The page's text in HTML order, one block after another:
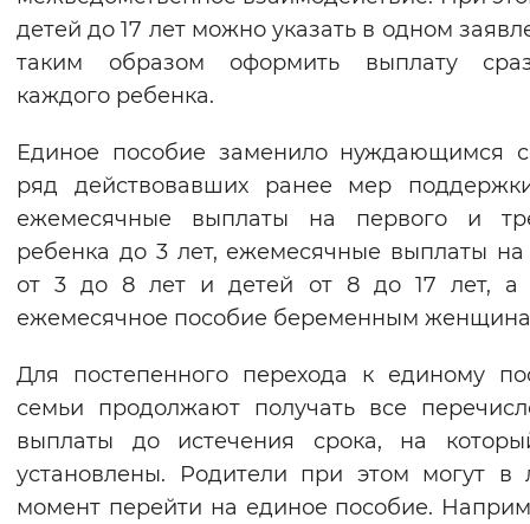
детей до 17 лет можно указать в одном
таким образом оформить выплату
каждого ребенка.
Единое пособие заменило нуждающимся
ряд действовавших ранее мер
ежемесячные выплаты на первого и
ребенка до 3 лет, ежемесячные выплаты на
от 3 до 8 лет и детей от 8 до 17 лет, а
ежемесячное пособие беременным
Для постепенного перехода к единому
семьи продолжают получать все
выплаты до истечения срока, на
установлены. Родители при этом могут в
момент перейти на единое пособие.